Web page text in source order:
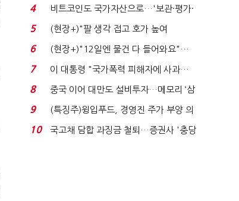
로봇·AI 등 논...
4
비트코인도 국가자산으로…'보관·평가·
처분' 기준은 ...
5
(현장+)"팔 생각 접고 호가 높여
요"…'덜 똘똘한 한 채' 20...
6
(현장+)"12일엔 물건 다 들어와요"…
빈 매대 채우며 문 연 ...
7
이 대통령 "국가폭력 피해자에 사과…
적극적 조사로 진...
8
중국 이어 대만도 설비투자…메모리 ‘삼
국전쟁’
9
(특징주)윙입푸드, 경영진 주가 부양 의
지에 상한가...
10
국고채 담합 과징금 철퇴…증권사 '충당